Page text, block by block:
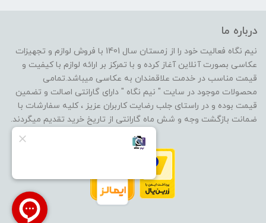
درباره ما
نیم نگاه فعالیت خود را از زمستان سال 1401 با فروش لوازم و تجهیزات
عکاسی بصورت آنلاین آغاز کرده و با تمرکز بر ارائه لوازم با کیفیت و
قیمت مناسب در خدمت علاقمندان به عکاسی میباشد.تمامی
محصولات موجود در سایت " نیم نگاه " دارای گارانتی اصالت و تضمین
قیمت بوده و در راستای جلب رضایت کاربران عزیز ، کلیه سفارشات با
ضمانت بازگشت وجه و شش ماه گارانتی از تاریخ خرید تقدیم میگردند.